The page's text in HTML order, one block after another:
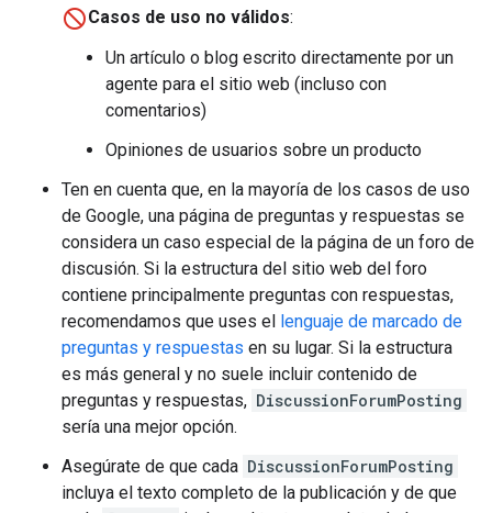
Casos de uso no válidos:
Un artículo o blog escrito directamente por un
agente para el sitio web (incluso con
comentarios)
Opiniones de usuarios sobre un producto
Ten en cuenta que, en la mayoría de los casos de uso
de Google, una página de preguntas y respuestas se
considera un caso especial de la página de un foro de
discusión. Si la estructura del sitio web del foro
contiene principalmente preguntas con respuestas,
recomendamos que uses el lenguaje de marcado de
preguntas y respuestas en su lugar. Si la estructura
es más general y no suele incluir contenido de
preguntas y respuestas, DiscussionForumPosting
sería una mejor opción.
Asegúrate de que cada DiscussionForumPosting
incluya el texto completo de la publicación y de que